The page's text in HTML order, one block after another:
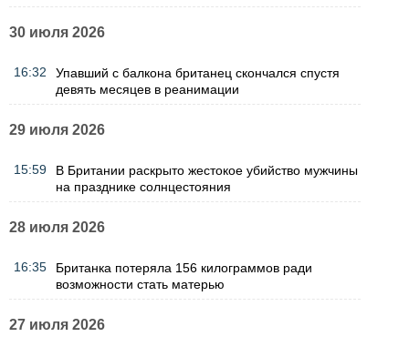
30 июля 2026
16:32
Упавший с балкона британец скончался спустя
девять месяцев в реанимации
29 июля 2026
15:59
В Британии раскрыто жестокое убийство мужчины
на празднике солнцестояния
28 июля 2026
16:35
Британка потеряла 156 килограммов ради
возможности стать матерью
27 июля 2026